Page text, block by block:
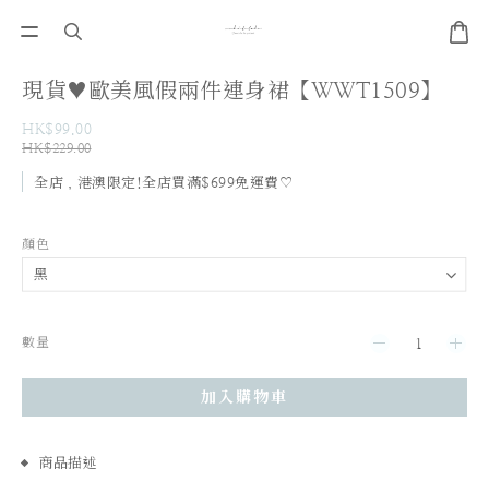
現貨♥歐美風假兩件連身裙【WWT1509】
HK$99.00
HK$229.00
全店，港澳限定!全店買滿$699免運費♡
顏色
數量
加入購物車
商品描述